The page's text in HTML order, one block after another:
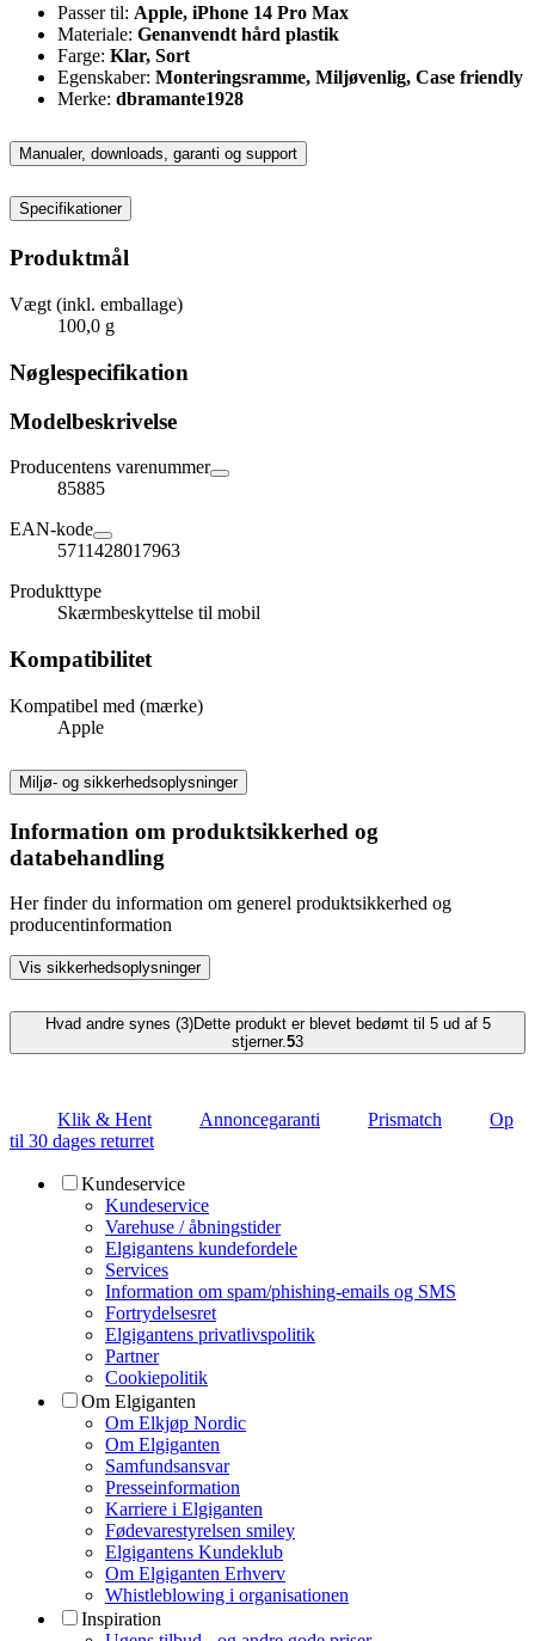
Passer til: Apple, iPhone 14 Pro Max
Materiale: Genanvendt hård plastik
Farge: Klar, Sort
Egenskaber: Monteringsramme, Miljøvenlig, Case friendly
Merke: dbramante1928
Manualer, downloads, garanti og support
Specifikationer
Produktmål
Vægt (inkl. emballage)
100,0 g
Nøglespecifikation
Modelbeskrivelse
Producentens varenummer
85885
EAN-kode
5711428017963
Produkttype
Skærmbeskyttelse til mobil
Kompatibilitet
Kompatibel med (mærke)
Apple
Miljø- og sikkerhedsoplysninger
Information om produktsikkerhed og
databehandling
Her finder du information om generel produktsikkerhed og
producentinformation
Vis sikkerhedsoplysninger
Hvad andre synes (3)Dette produkt er blevet bedømt til 5 ud af 5
stjerner.53
Klik & Hent Annoncegaranti Prismatch
Op
til 30 dages returret
Kundeservice
Kundeservice
Varehuse / åbningstider
Elgigantens kundefordele
Services
Information om spam/phishing-emails og SMS
Fortrydelsesret
Elgigantens privatlivspolitik
Partner
Cookiepolitik
Om Elgiganten
Om Elkjøp Nordic
Om Elgiganten
Samfundsansvar
Presseinformation
Karriere i Elgiganten
Fødevarestyrelsen smiley
Elgigantens Kundeklub
Om Elgiganten Erhverv
Whistleblowing i organisationen
Inspiration